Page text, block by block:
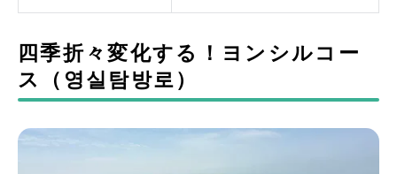
四季折々変化する！ヨンシルコー
ス（영실탐방로）